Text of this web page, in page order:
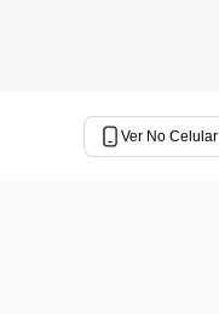
Ver No Celular